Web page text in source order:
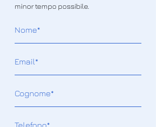
minor tempo possibile.